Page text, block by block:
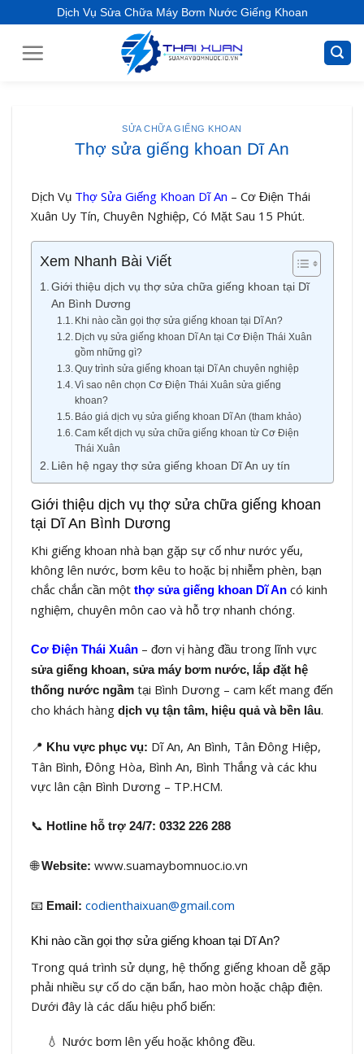
k
Dịch Vụ Sửa Chữa Máy Bơm Nước Giếng Khoan
SỬA CHỮA GIẾNG KHOAN
Thợ sửa giếng khoan Dĩ An
Dịch Vụ Thợ Sửa Giếng Khoan Dĩ An – Cơ Điện Thái
Xuân Uy Tín, Chuyên Nghiệp, Có Mặt Sau 15 Phút.
Xem Nhanh Bài Viết
Giới thiệu dịch vụ thợ sửa chữa giếng khoan tại Dĩ
An Bình Dương
Khi nào cần gọi thợ sửa giếng khoan tại Dĩ An?
Dịch vụ sửa giếng khoan Dĩ An tại Cơ Điện Thái Xuân
gồm những gì?
Quy trình sửa giếng khoan tại Dĩ An chuyên nghiệp
Vì sao nên chọn Cơ Điện Thái Xuân sửa giếng
khoan?
Báo giá dịch vụ sửa giếng khoan Dĩ An (tham khảo)
Cam kết dịch vụ sửa chữa giếng khoan từ Cơ Điện
Thái Xuân
Liên hệ ngay thợ sửa giếng khoan Dĩ An uy tín
Giới thiệu dịch vụ thợ sửa chữa giếng khoan
tại Dĩ An Bình Dương
Khi giếng khoan nhà bạn gặp sự cố như nước yếu,
không lên nước, bơm kêu to hoặc bị nhiễm phèn, bạn
chắc chắn cần một thợ sửa giếng khoan Dĩ Ancó kinh
nghiệm, chuyên môn cao và hỗ trợ nhanh chóng.
Cơ Điện Thái Xuân– đơn vị hàng đầu trong lĩnh vực
sửa giếng khoan, sửa máy bơm nước, lắp đặt hệ
thống nước ngầmtại Bình Dương – cam kết mang đến
cho khách hàng dịch vụ tận tâm, hiệu quả và bền lâu.
📍 Khu vực phục vụ: Dĩ An, An Bình, Tân Đông Hiệp,
Tân Bình, Đông Hòa, Bình An, Bình Thắng và các khu
vực lân cận Bình Dương – TP.HCM.
📞 Hotline hỗ trợ 24/7: 0332 226 288
🌐Website: www.suamaybomnuoc.io.vn
📧 Email: codienthaixuan@gmail.com
Khi nào cần gọi thợ sửa giếng khoan tại Dĩ An?
Trong quá trình sử dụng, hệ thống giếng khoan dễ gặp
phải nhiều sự cố do cặn bẩn, hao mòn hoặc chập điện.
Dưới đây là các dấu hiệu phổ biến:
💧 Nước bơm lên yếu hoặc không đều.